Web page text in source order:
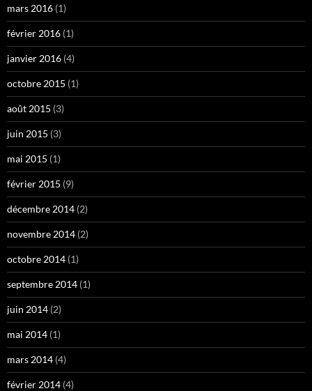
mars 2016 (1)
février 2016 (1)
janvier 2016 (4)
octobre 2015 (1)
août 2015 (3)
juin 2015 (3)
mai 2015 (1)
février 2015 (9)
décembre 2014 (2)
novembre 2014 (2)
octobre 2014 (1)
septembre 2014 (1)
juin 2014 (2)
mai 2014 (1)
mars 2014 (4)
février 2014 (4)